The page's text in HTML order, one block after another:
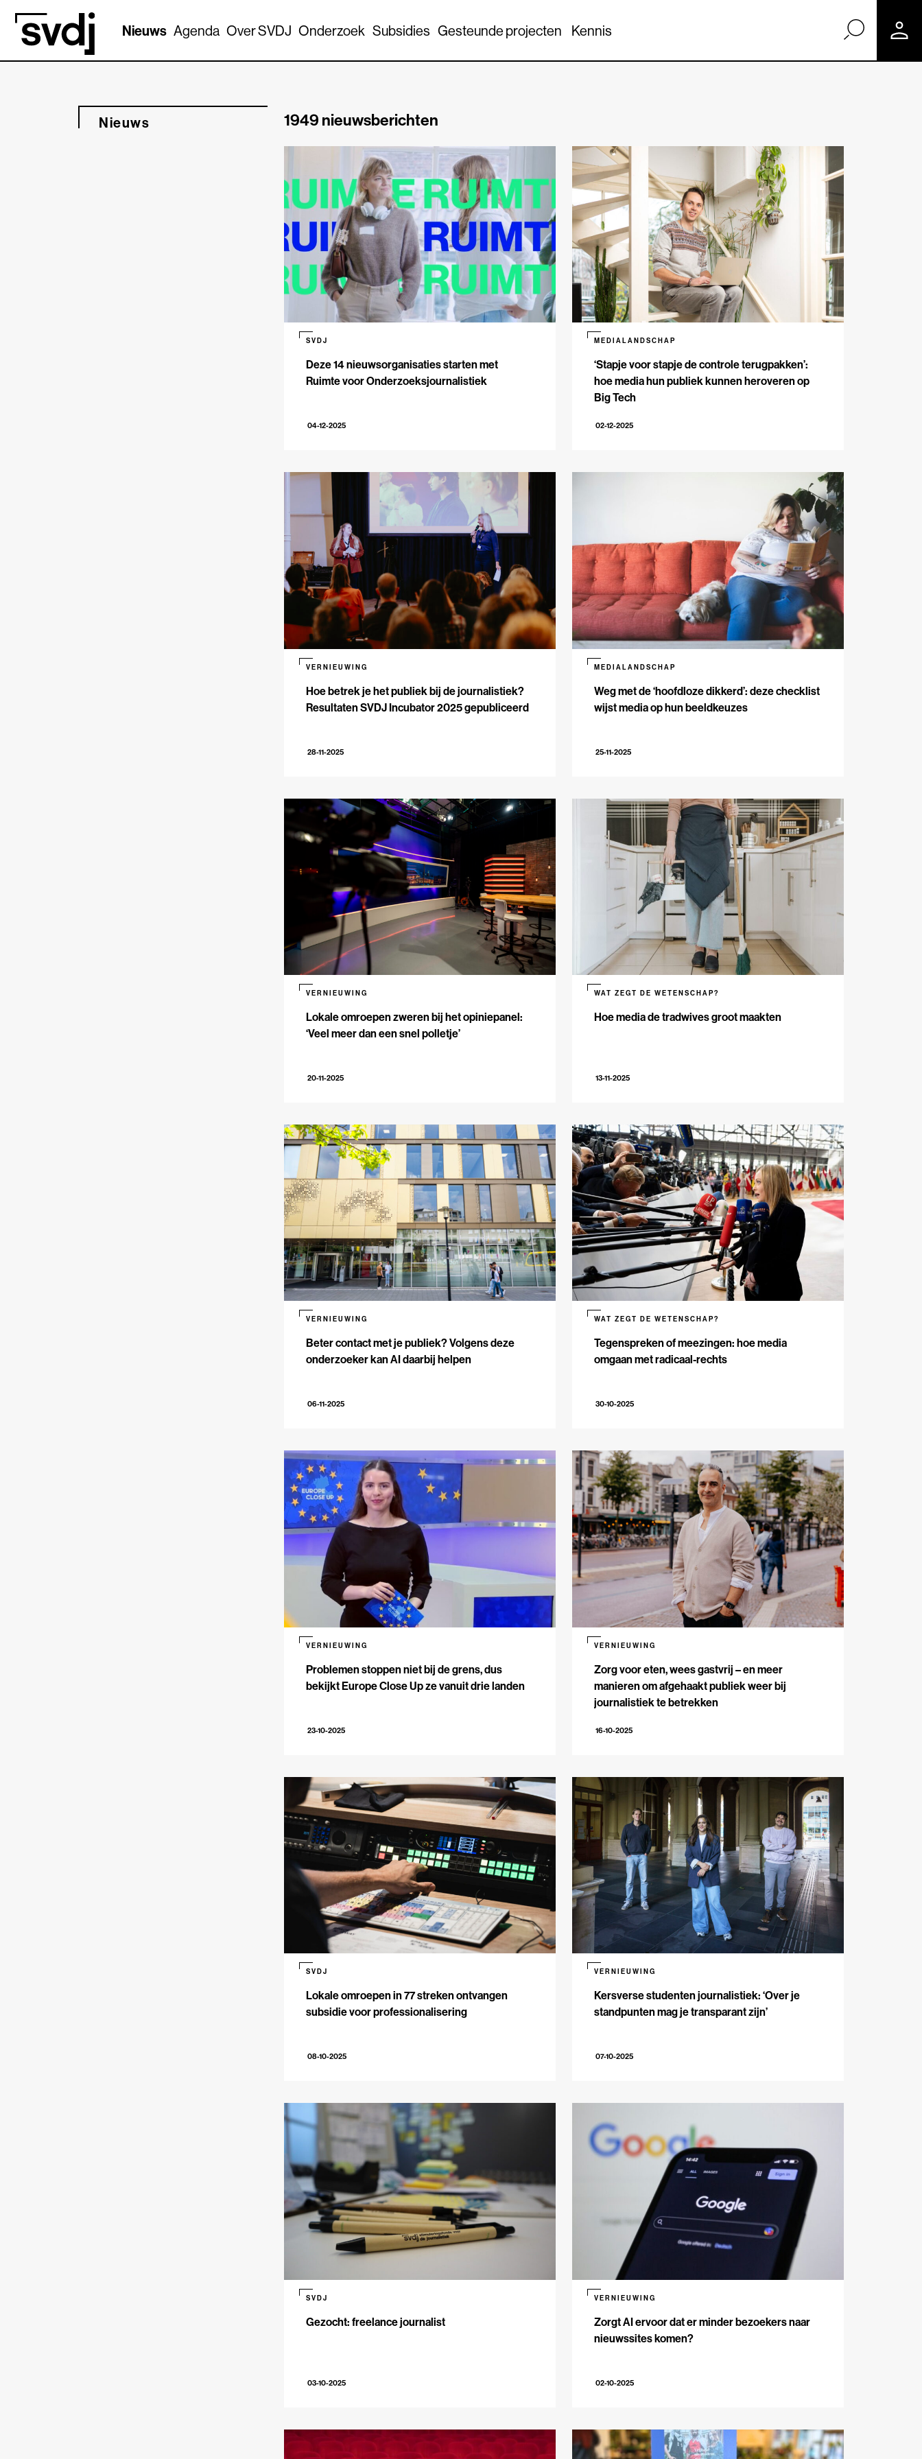
Naar hoofdinhoud
Nieuws Agenda Over SVDJ Onderzoek Subsidies Gesteunde projecten Kennis
Nieuws 1949 nieuwsberichten
Deze 14 nieuwsorganisaties starten met
Ruimte voor Onderzoeksjournalistiek
SVDJ
04-12-2025
‘Stapje voor stapje de controle terugpakken’:
hoe media hun publiek kunnen heroveren op
Big Tech
MEDIALANDSCHAP
02-12-2025
Hoe betrek je het publiek bij de journalistiek?
Resultaten SVDJ Incubator 2025 gepubliceerd
VERNIEUWING
28-11-2025
Weg met de ‘hoofdloze dikkerd’: deze checklist
wijst media op hun beeldkeuzes
MEDIALANDSCHAP
25-11-2025
Lokale omroepen zweren bij het opiniepanel:
‘Veel meer dan een snel polletje’
VERNIEUWING
20-11-2025
Hoe media de tradwives groot maakten
WAT ZEGT DE WETENSCHAP?
13-11-2025
Beter contact met je publiek? Volgens deze
onderzoeker kan AI daarbij helpen
VERNIEUWING
06-11-2025
Tegenspreken of meezingen: hoe media
omgaan met radicaal-rechts
WAT ZEGT DE WETENSCHAP?
30-10-2025
Problemen stoppen niet bij de grens, dus
bekijkt Europe Close Up ze vanuit drie landen
VERNIEUWING
23-10-2025
Zorg voor eten, wees gastvrij – en meer
manieren om afgehaakt publiek weer bij
journalistiek te betrekken
VERNIEUWING
16-10-2025
Lokale omroepen in 77 streken ontvangen
subsidie voor professionalisering
SVDJ
08-10-2025
Kersverse studenten journalistiek: ‘Over je
standpunten mag je transparant zijn’
VERNIEUWING
07-10-2025
Gezocht: freelance journalist
SVDJ
03-10-2025
Zorgt AI ervoor dat er minder bezoekers naar
nieuwssites komen?
VERNIEUWING
02-10-2025